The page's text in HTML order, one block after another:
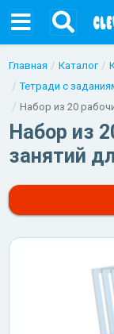
Главная Каталог
Тетради с
Набор из 20
Набор из
занятий